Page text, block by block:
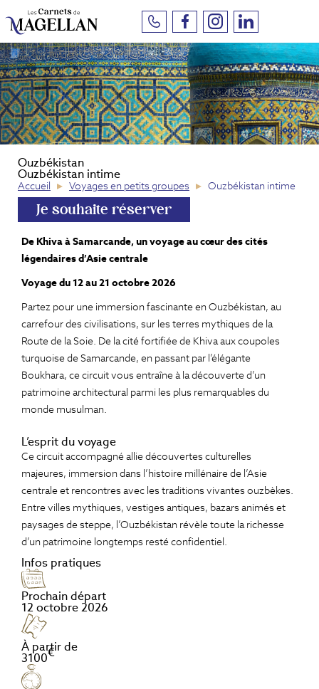
au
contenu
principal
Ouzbékistan
Ouzbékistan intime
Accueil Voyages en petits groupes Ouzbékistan intime
Je souhaite réserver
De Khiva à Samarcande, un voyage au cœur des cités
légendaires d’Asie centrale
Voyage du 12 au 21 octobre 2026
Partez pour une immersion fascinante en Ouzbékistan, au
carrefour des civilisations, sur les terres mythiques de la
Route de la Soie. De la cité fortifiée de Khivaaux coupoles
turquoise deSamarcande, en passant par l’élégante
Boukhara, ce circuit vous entraîne à la découverte d’un
patrimoine architectural parmi les plus remarquables du
monde musulman.
L’esprit du voyage
Ce circuit accompagné allie découvertes culturelles
majeures, immersion dans l’histoire millénaire de l’Asie
centrale et rencontres avec les traditions vivantes ouzbèkes.
Entre villes mythiques, vestiges antiques, bazars animés et
paysages de steppe, l’Ouzbékistan révèle toute la richesse
d’un patrimoine longtemps resté confidentiel.
Infos pratiques
Prochain départ
12 octobre 2026
À partir de
3100€
Panneau de gestion des cookies